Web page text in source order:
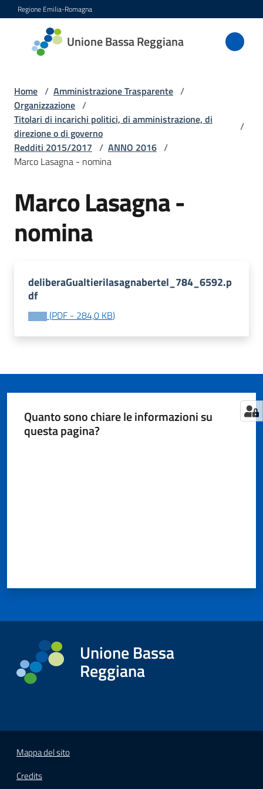
Vai al contenuto
Vai alla navigazione
Vai al footer
Regione Emilia-Romagna
Unione Bassa Reggiana
Unione
Bassa
Amministrazione
Menu selezionato
Novità
Servizi
l'Unione
Tutti
argomenti...
Seguici
Home / Amministrazione Trasparente /
Organizzazione /
Titolari di incarichi politici, di amministrazione, di
direzione o di governo
/
Redditi 2015/2017 / ANNO 2016 /
Marco Lasagna - nomina
Marco Lasagna -
nomina
deliberaGualtierilasagnabertel_784_6592.p
df
(PDF - 284,0 KB)
Quanto sono chiare le informazioni su
questa pagina?
Unione Bassa
Reggiana
Mappa del sito
Credits